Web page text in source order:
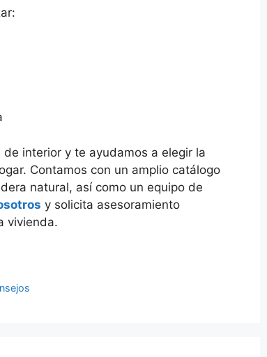
interior y te ayudamos a elegir la
Contamos con un amplio catálogo
natural, así como un equipo de
y solicita asesoramiento
vivienda.